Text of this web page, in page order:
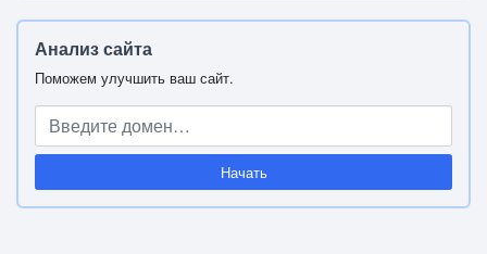
Анализ сайта
Поможем улучшить ваш сайт.
Начать